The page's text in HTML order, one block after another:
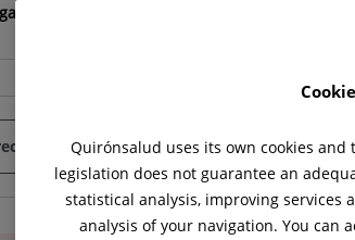
Solanes y María José Torelló Ybáñez
Equipo Médico Estudio
Quirónsalud uses its own cookies
legislation does not guarantee an
statistical analysis, improving services
analysis of your navigation. You can